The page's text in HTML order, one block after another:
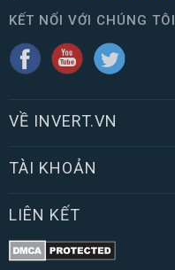
KẾT NỐI VỚI CHÚNG TÔI
VỀ INVERT.VN
TÀI KHOẢN
LIÊN KẾT